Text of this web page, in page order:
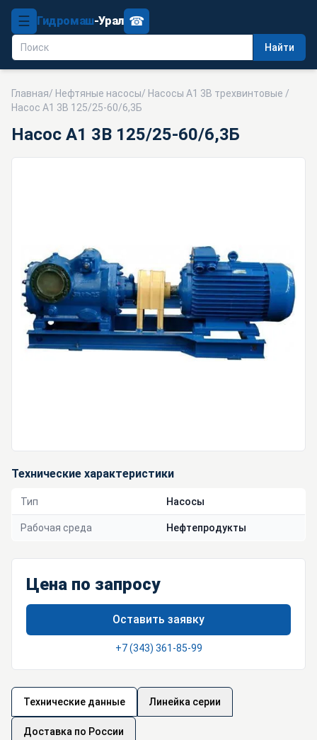
☰ Гидромаш-Урал
Найти
☎
Главная/ Нефтяные насосы/ Насосы А1 3В трехвинтовые /
Насос А1 3В 125/25-60/6,3Б
Насос А1 3В 125/25-60/6,3Б
Технические характеристики
Тип Насосы
Рабочая среда Нефтепродукты
Цена по запросу
Оставить заявку
+7 (343) 361-85-99
Технические данные Линейка серии
Доставка по России